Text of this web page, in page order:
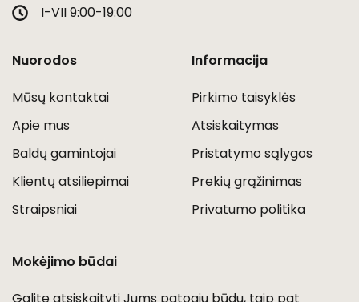
I-VII 9:00-19:00
Nuorodos
Mūsų kontaktai
Apie mus
Baldų gamintojai
Klientų atsiliepimai
Straipsniai
Informacija
Pirkimo taisyklės
Atsiskaitymas
Pristatymo sąlygos
Prekių grąžinimas
Privatumo politika
Mokėjimo būdai
Galite atsiskaityti Jums patogiu būdu, taip pat